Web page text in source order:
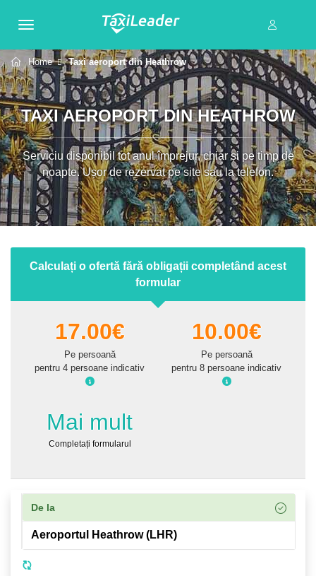
Home Taxi aeroport din Heathrow
TAXI AEROPORT DIN HEATHROW
Serviciu disponibil tot anul împrejur, chiar și pe timp de
noapte. Ușor de rezervat pe site sau la telefon.
Calculați o ofertă fără obligații completând acest
formular
17.00€
Pe persoană
pentru 4 persoane indicativ
10.00€
Pe persoană
pentru 8 persoane indicativ
Mai mult
Completați formularul
De la